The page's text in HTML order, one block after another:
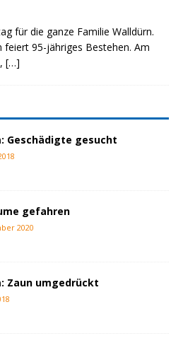
für die ganze Familie Walldürn.
feiert 95-jähriges Bestehen. Am
[…]
Geschädigte gesucht
gefahren
2020
Zaun umgedrückt